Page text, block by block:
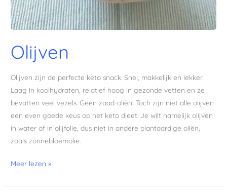
Olijven
Olijven zijn de perfecte keto snack. Snel, makkelijk en lekker.
Laag in koolhydraten, relatief hoog in gezonde vetten en ze
bevatten veel vezels. Geen zaad-oliën! Toch zijn niet alle olijven
een even goede keus op het keto dieet. Je wilt namelijk olijven
in water of in olijfolie, dus niet in andere plantaardige oliën,
zoals zonnebloemolie.
Meer lezen »